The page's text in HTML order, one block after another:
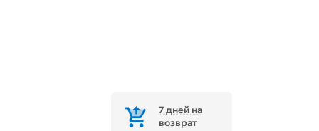
7 дней на
возврат